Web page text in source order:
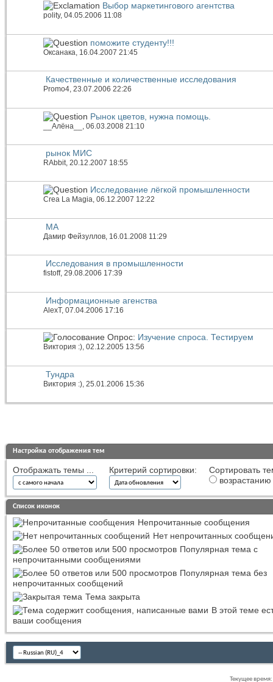
Выбор маркетингового агентства
polity, 04.05.2006 11:08
поможите студенту!!!
Оксанака , 16.04.2007 21:45
Качественные и количественные исследования
Promo4, 23.07.2006 22:26
Рынок цветов, нужна помощь.
__Алёна__ , 06.03.2008 21:10
рынок МИС
RAbbit, 20.12.2007 18:55
Исследование лёгкой промышленности
Crea La Magia, 06.12.2007 12:22
МА
Дамир Фейзуллов, 16.01.2008 11:29
Исследования в промышленности
fistoff, 29.08.2006 17:39
Информационные агенства
AlexT, 07.04.2006 17:16
Опрос: Изучение спроса. Тестируем
Виктория :), 02.12.2005 13:56
Тундра
Виктория :), 25.01.2006 15:36
Настройка отображения тем
Отображать темы ... Критерий сортировки:
Сортировать
возрастанию
Список иконок
Непрочитанные сообщения
Нет непрочитанных
Популярная тема с
непрочитанными сообщениями
Популярная тема без
непрочитанных сообщений
Тема закрыта
В этой теме
ваши сообщения
Текущее время: